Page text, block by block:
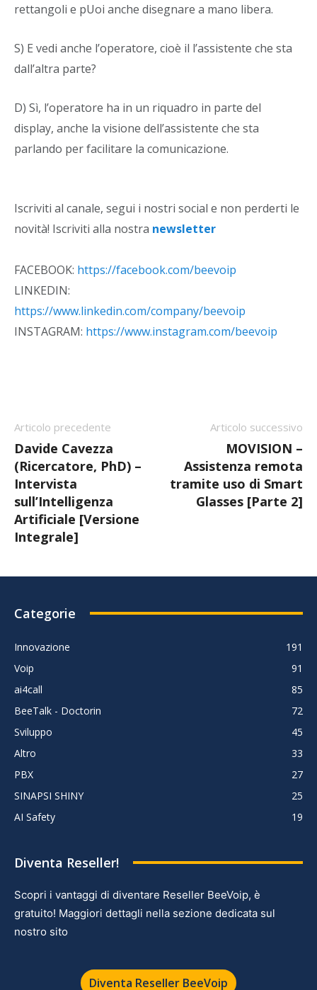
rettangoli e pUoi anche disegnare a mano libera.
S) E vedi anche l’operatore, cioè il l’assistente che sta
dall’altra parte?
D) Sì, l’operatore ha in un riquadro in parte del
display, anche la visione dell’assistente che sta
parlando per facilitare la comunicazione.
Iscriviti al canale, segui i nostri social e non perderti le
novità! Iscriviti alla nostra newsletter
FACEBOOK: https://facebook.com/beevoip
LINKEDIN:
https://www.linkedin.com/company/beevoip
INSTAGRAM: https://www.instagram.com/beevoip
Articolo precedente
Davide Cavezza
(Ricercatore, PhD) –
Intervista
sull’Intelligenza
Artificiale [Versione
Integrale]
Articolo successivo
MOVISION –
Assistenza remota
tramite uso di Smart
Glasses [Parte 2]
Categorie
Innovazione
191
Voip
91
ai4call
85
BeeTalk - Doctorin
72
Sviluppo
45
Altro
33
PBX
27
SINAPSI SHINY
25
AI Safety
19
Diventa Reseller!
Scopri i vantaggi di diventare Reseller BeeVoip, è
gratuito! Maggiori dettagli nella sezione dedicata sul
nostro sito
Diventa Reseller BeeVoip